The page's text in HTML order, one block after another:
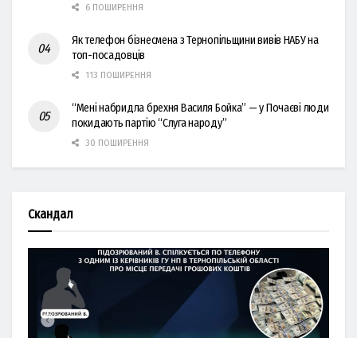
6 ПОШИРЕННЯ
Як телефон бізнесмена з Тернопільщини вивів НАБУ на
топ-посадовців
113 ПОШИРЕННЯ
“Мені набридла брехня Василя Бойка” — у Почаєві люди
покидають партію “Слуга народу”
30 ПОШИРЕННЯ
Скандал